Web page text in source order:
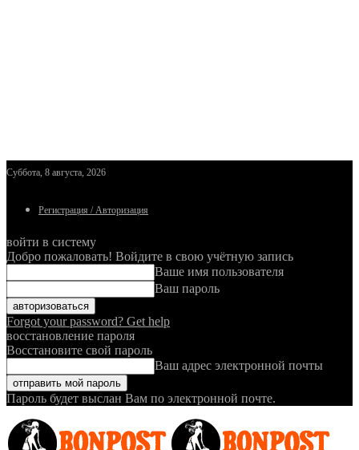
Суббота, 8 августа, 2026
Регистрация / Авторизация
войти в систему
Добро пожаловать! Войдите в свою учётную запись
Ваше имя пользователя
Ваш пароль
Forgot your password? Get help
восстановление пароля
Восстановите свой пароль
Ваш адрес электронной почты
Пароль будет выслан Вам по электронной почте.